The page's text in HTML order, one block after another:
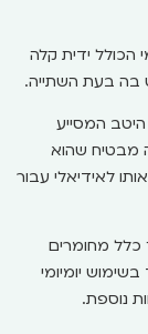
הכולל ידית קלה
בה בעת השתייה.
המסייע
מבטיח שהוא
לאידיאלי עבור
כלל מחומרים
יומיומי
נוספת.